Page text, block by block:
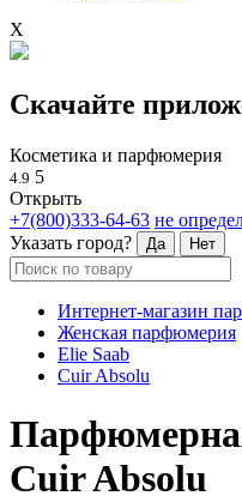
X
Скачайте
Косметика и парфюмерия
4.9 5
Открыть
+7(800)333-64-63 не
Указать город?
Да Нет
Интернет-магазин
Женская парфюмерия
Elie Saab
Cuir Absolu
Cuir Absolu